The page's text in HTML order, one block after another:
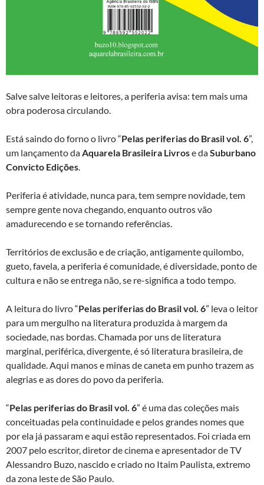
Salve salve leitoras e leitores, a periferia avisa: tem mais uma
obra poderosa circulando.
Está saindo do forno o livro “Pelas periferias do Brasil vol. 6”,
um lançamento daAquarela Brasileira Livrose daSuburbano
Convicto Edições.
Periferia é atividade, nunca para, tem sempre novidade, tem
sempre gente nova chegando, enquanto outros vão
amadurecendo e se tornando referências.
Territórios de exclusão e de criação, antigamente quilombo,
gueto, favela, a periferia é comunidade, é diversidade, ponto de
cultura e não se entrega não, se re-significa a todo tempo.
A leitura do livro “Pelas periferias do Brasil vol. 6” leva o leitor
para um mergulho na literatura produzida à margem da
sociedade, nas bordas. Chamada por uns de literatura
marginal, periférica, divergente, é só literatura brasileira, de
qualidade. Aqui manos e minas de caneta em punho trazem as
alegrias e as dores do povo da periferia.
“Pelas periferias do Brasil vol. 6” é uma das coleções mais
conceituadas pela continuidade e pelos grandes nomes que
por ela já passaram e aqui estão representados. Foi criada em
2007 pelo escritor, diretor de cinema e apresentador de TV
Alessandro Buzo, nascido e criado no Itaim Paulista, extremo
da zona leste de São Paulo.